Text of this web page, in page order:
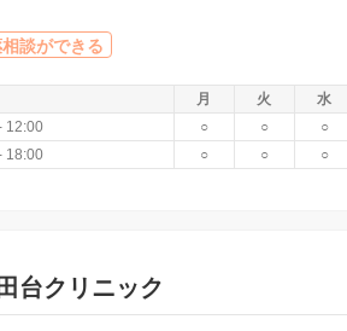
談ができる
月 火 水
12:00
○ ○ ○
18:00
○ ○ ○
台クリニック